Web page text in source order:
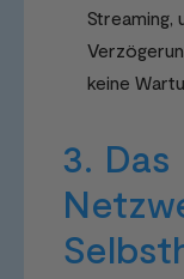
Streaming,
keine
3.